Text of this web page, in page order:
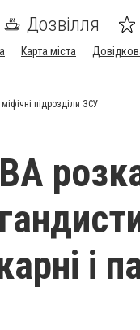
Дозвілля
Карта міста
підрозділи ЗСУ
і